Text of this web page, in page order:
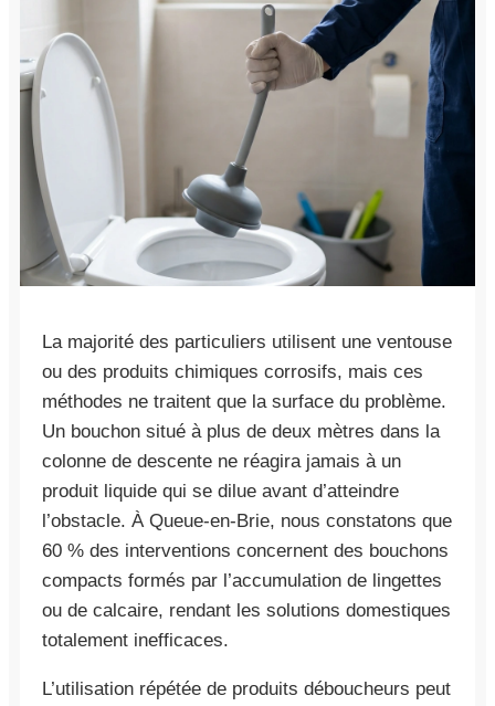
La majorité des particuliers utilisent une ventouse
ou des produits chimiques corrosifs, mais ces
méthodes ne traitent que la surface du problème.
Un bouchon situé à plus de deux mètres dans la
colonne de descente ne réagira jamais à un
produit liquide qui se dilue avant d’atteindre
l’obstacle. À Queue-en-Brie, nous constatons que
60 % des interventions concernent des bouchons
compacts formés par l’accumulation de lingettes
ou de calcaire, rendant les solutions domestiques
totalement inefficaces.
L’utilisation répétée de produits déboucheurs peut